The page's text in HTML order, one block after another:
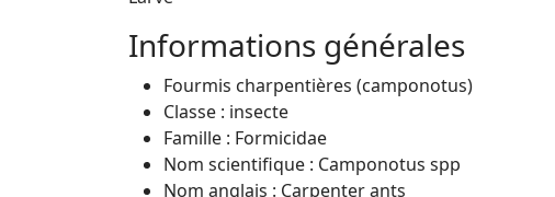
Informations générales
Fourmis charpentières (camponotus)
Classe : insecte
Famille : Formicidae
Nom scientifique : Camponotus spp
Nom anglais : Carpenter ants